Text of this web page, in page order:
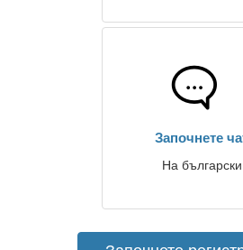
Започнете
На български